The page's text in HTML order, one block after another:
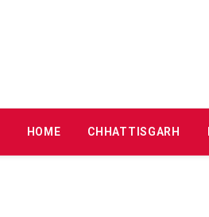
HOME CHHATTISGARH